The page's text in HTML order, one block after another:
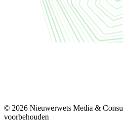
© 2026 Nieuwerwets Media &
voorbehouden